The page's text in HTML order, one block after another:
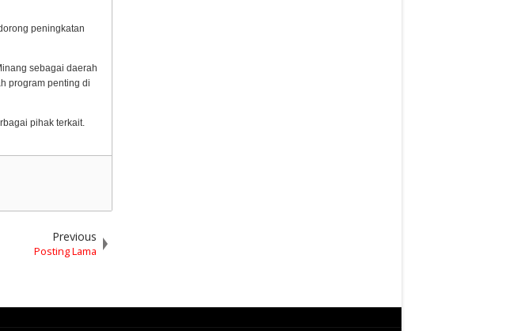
peningkatan
sebagai daerah
program penting di
pihak terkait.
Previous
Posting Lama